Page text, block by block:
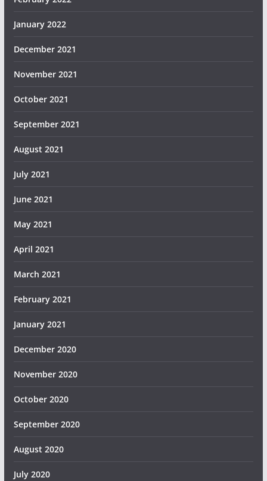
January 2022
December 2021
November 2021
October 2021
September 2021
August 2021
July 2021
June 2021
May 2021
April 2021
March 2021
February 2021
January 2021
December 2020
November 2020
October 2020
September 2020
August 2020
July 2020